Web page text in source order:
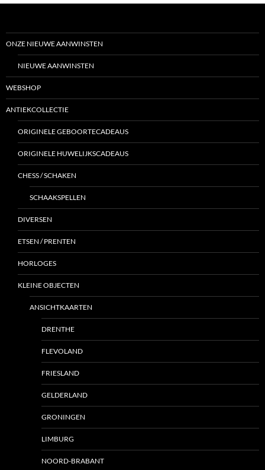
ONZE NIEUWE AANWINSTEN
NIEUWE AANWINSTEN
WEBSHOP
ANTIEKCOLLECTIE
ORIGINELE GEBOORTECADEAUS
ORIGINELE HUWELIJKSCADEAUS
CHESS / SCHAKEN
SCHAAKSPELLEN
DIVERSEN
ETSEN / PRENTEN
HORLOGES
KLEINE OBJECTEN
ANSICHTKAARTEN
DRENTHE
FLEVOLAND
FRIESLAND
GELDERLAND
GRONINGEN
LIMBURG
NOORD-BRABANT